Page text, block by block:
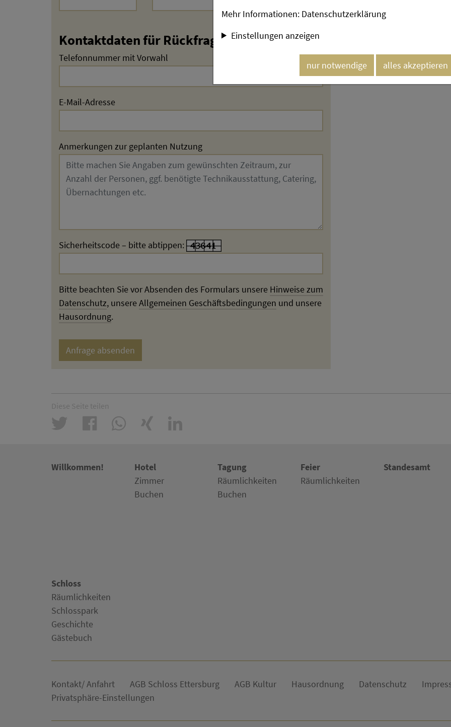
Kontaktdaten für Rückfragen
Telefonnummer mit Vorwahl
E-Mail-Adresse
Anmerkungen zur geplanten Nutzung
Sicherheitscode – bitte abtippen:
Bitte beachten Sie vor Absenden des Formulars unsere Hinweise zum
Datenschutz, unsereAllgemeinen Geschäftsbedingungen und unsere
Hausordnung.
Diese Seite teilen
Willkommen!
Hotel
Zimmer
Buchen
Tagung
Räumlichkeiten
Buchen
Feier
Räumlichkeiten
Standesamt
Schloss
Räumlichkeiten
Schlosspark
Geschichte
Gästebuch
Kontakt/ Anfahrt AGB Schloss Ettersburg AGB Kultur Hausordnung Datenschutz
Privatsphäre-Einstellungen
Mehr Informationen: Datenschutzerklärung
Einstellungen anzeigen
nur notwendige alles akzeptieren